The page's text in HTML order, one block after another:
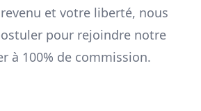
et votre liberté, nous
pour rejoindre notre
à 100% de commission.